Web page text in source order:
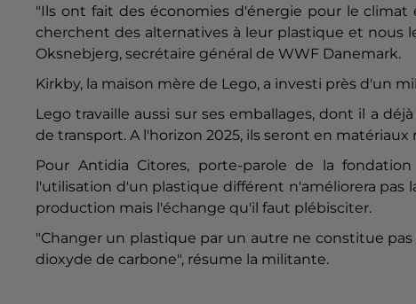
"Ils ont fait des économies d'énergie pour le climat
cherchent des alternatives à leur plastique et nous
Oksnebjerg, secrétaire général de WWF Danemark.
Kirkby, la maison mère de Lego, a investi près d'un
Lego travaille aussi sur ses emballages, dont il a
de transport. A l'horizon 2025, ils seront en matériaux
Pour Antidia Citores, porte-parole de la
l'utilisation d'un plastique différent n'améliorera pas
production mais l'échange qu'il faut plébisciter.
"Changer un plastique par un autre ne constitue
dioxyde de carbone", résume la militante.